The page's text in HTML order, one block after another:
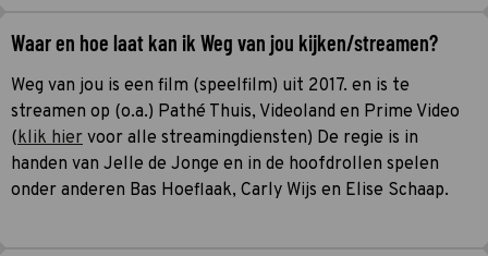
Waar en hoe laat kan ik Weg van jou kijken/streamen?
Weg van jou is een film (speelfilm) uit 2017. en is te
streamen op (o.a.) Pathé Thuis, Videoland en Prime Video
(klik hier voor alle streamingdiensten) De regie is in
handen van Jelle de Jonge en in de hoofdrollen spelen
onder anderen Bas Hoeflaak, Carly Wijs en Elise Schaap.